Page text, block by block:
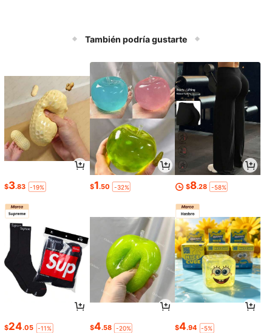
También podría gustarte
$3.83 -19% $1.50 -32% $8.28 -58%
$24.05 -11% $4.58 -20% $4.94 -5%